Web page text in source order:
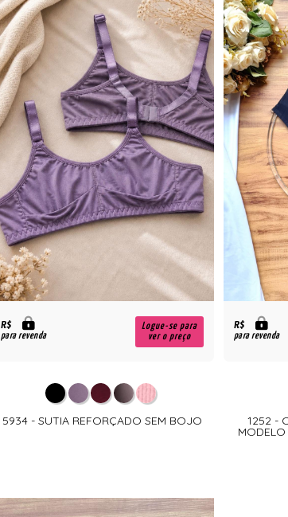
R$
para revenda
Logue-se para
ver o preço
5934 - SUTIA REFORÇADO SEM BOJO
R$
para revenda
1252 -